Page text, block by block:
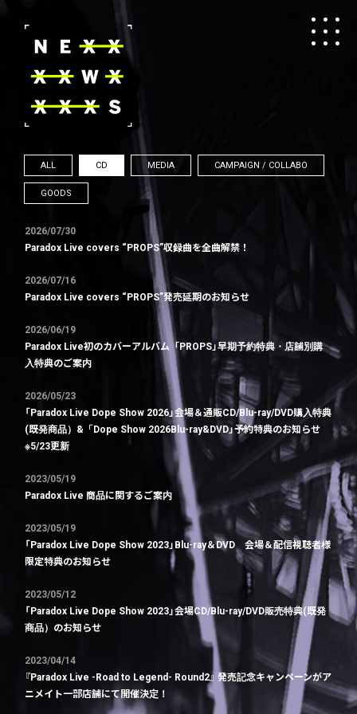
ALL CD MEDIA CAMPAIGN / COLLABO
GOODS
2026/07/30
Paradox Live covers “PROPS”収録曲を全曲解禁！
2026/07/16
Paradox Live covers “PROPS”発売延期のお知らせ
2026/06/19
Paradox Live初のカバーアルバム「PROPS」早期予約特典・店舗別購
入特典のご案内
2026/05/23
「Paradox Live Dope Show 2026」会場＆通販CD/Blu-ray/DVD購入特典
(既発商品）&「Dope Show 2026Blu-ray&DVD」予約特典のお知らせ
※5/23更新
2023/05/19
Paradox Live 商品に関するご案内
2023/05/19
「Paradox Live Dope Show 2023」Blu-ray＆DVD 会場＆配信視聴者様
限定特典のお知らせ
2023/05/12
「Paradox Live Dope Show 2023」会場CD/Blu-ray/DVD販売特典(既発
商品）のお知らせ
2023/04/14
『Paradox Live -Road to Legend- Round2』 発売記念キャンペーンがア
ニメイト一部店舗にて開催決定！